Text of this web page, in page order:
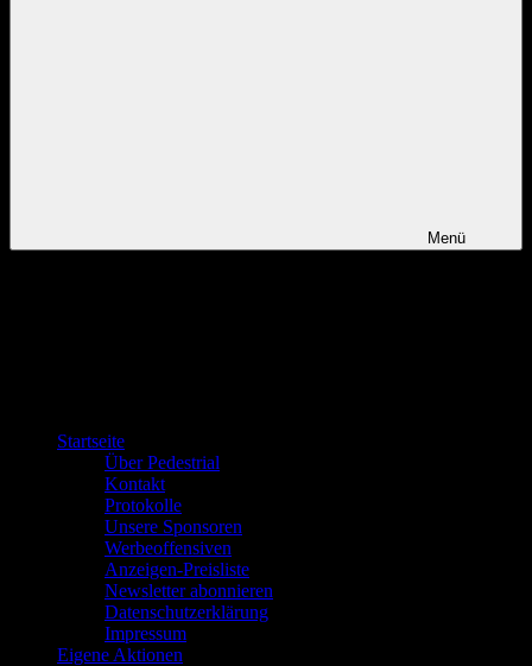
Menü
Startseite
Über Pedestrial
Kontakt
Protokolle
Unsere Sponsoren
Werbeoffensiven
Anzeigen-Preisliste
Newsletter abonnieren
Datenschutzerklärung
Impressum
Eigene Aktionen